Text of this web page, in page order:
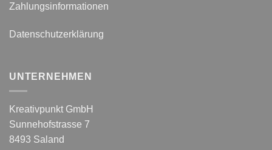
Zahlungsinformationen
Datenschutzerklärung
UNTERNEHMEN
Kreativpunkt GmbH
Sunnehofstrasse 7
8493 Saland